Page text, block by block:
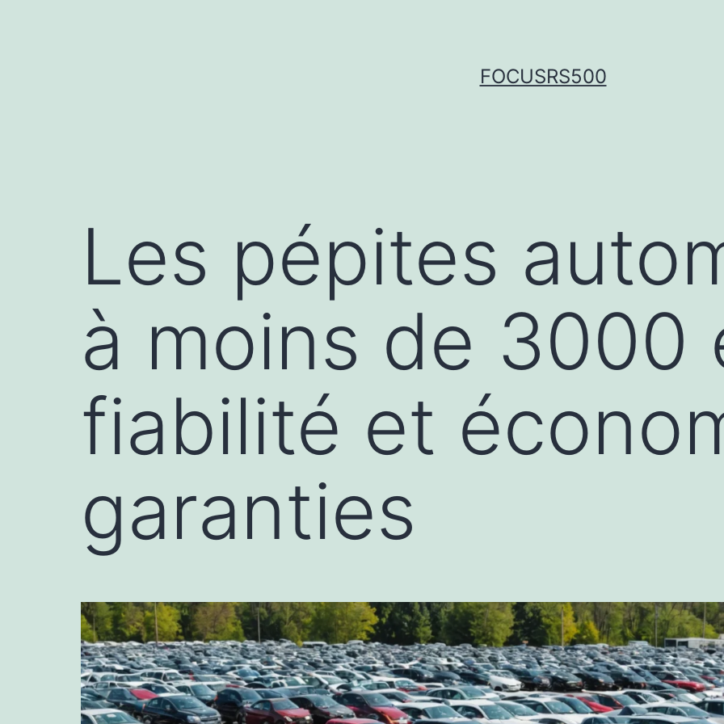
FOCUSRS500
Les pépites
à moins de 3000
fiabilité et
garanties